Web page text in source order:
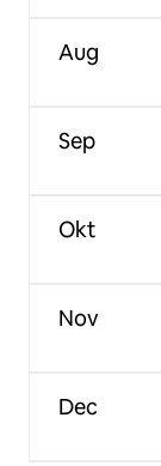
Aug
Sep
Okt
Nov
Dec